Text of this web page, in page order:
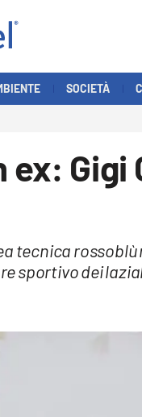
SOCIETÀ
ex: Gigi
tecnica
sportivo dei